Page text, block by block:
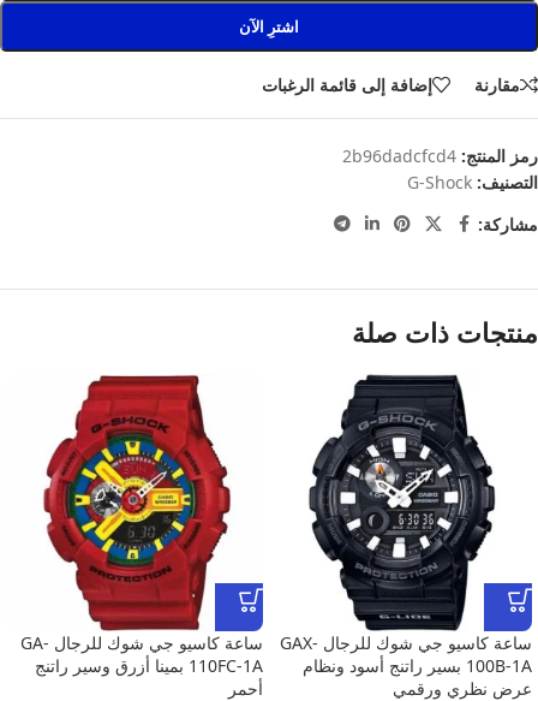
اشترِ الآن
مقارنة إضافة إلى قائمة الرغبات
رمز المنتج: 2b96dadcfcd4
التصنيف: G-Shock
مشاركة:
منتجات ذات صلة
ساعة كاسيو جي شوك للرجال GAX-
100B-1A بسير راتنج أسود ونظام
عرض نظري ورقمي
ساعة كاسيو جي شوك للرجال GA-
110FC-1A بمينا أزرق وسير راتنج
أحمر